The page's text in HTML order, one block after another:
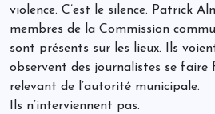
violence. C’est le silence. Patrick
membres de la Commission
sont présents sur les lieux. Ils
observent des journalistes se faire
relevant de l’autorité municipale.
Ils n’interviennent pas.